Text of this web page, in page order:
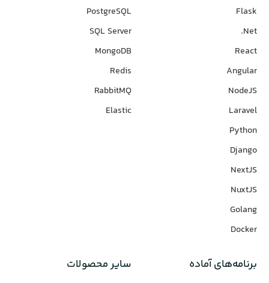
Flask
Net.
React
Angular
NodeJS
Laravel
Python
Django
NextJS
NuxtJS
Golang
Docker
PostgreSQL
SQL Server
MongoDB
Redis
RabbitMQ
Elastic
برنامه‌های‌ آماده سایر محصولات